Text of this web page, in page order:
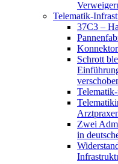
Telematik-
37C3 –
Schrott
Zwei
in